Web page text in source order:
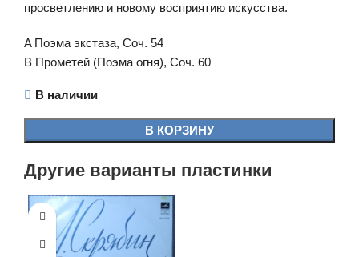
просветлению и новому восприятию искусства.
A Поэма экстаза, Cоч. 54
B Прометей (Поэма огня), Cоч. 60
В наличии
В КОРЗИНУ
Другие варианты пластинки